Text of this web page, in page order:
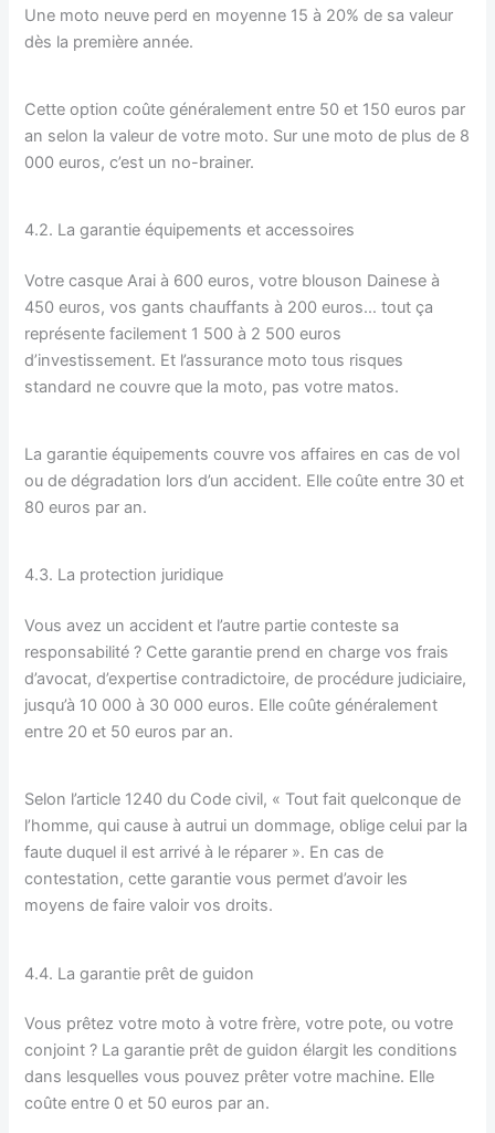
Une moto neuve perd en moyenne 15 à 20% de sa valeur
dès la première année.
Cette option coûte généralement entre 50 et 150 euros par
an selon la valeur de votre moto. Sur une moto de plus de 8
000 euros, c’est un no-brainer.
4.2. La garantie équipements et accessoires
Votre casque Arai à 600 euros, votre blouson Dainese à
450 euros, vos gants chauffants à 200 euros… tout ça
représente facilement 1 500 à 2 500 euros
d’investissement. Et l’assurance moto tous risques
standard ne couvre que la moto, pas votre matos.
La garantie équipements couvre vos affaires en cas de vol
ou de dégradation lors d’un accident. Elle coûte entre 30 et
80 euros par an.
4.3. La protection juridique
Vous avez un accident et l’autre partie conteste sa
responsabilité ? Cette garantie prend en charge vos frais
d’avocat, d’expertise contradictoire, de procédure judiciaire,
jusqu’à 10 000 à 30 000 euros. Elle coûte généralement
entre 20 et 50 euros par an.
Selon l’article 1240 du Code civil, « Tout fait quelconque de
l’homme, qui cause à autrui un dommage, oblige celui par la
faute duquel il est arrivé à le réparer ». En cas de
contestation, cette garantie vous permet d’avoir les
moyens de faire valoir vos droits.
4.4. La garantie prêt de guidon
Vous prêtez votre moto à votre frère, votre pote, ou votre
conjoint ? La garantie prêt de guidon élargit les conditions
dans lesquelles vous pouvez prêter votre machine. Elle
coûte entre 0 et 50 euros par an.